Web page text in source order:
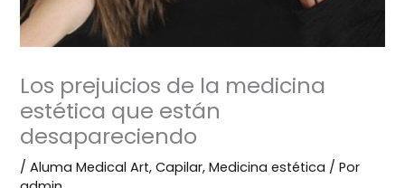
Los prejuicios de la medicina
estética que están
desapareciendo
/Aluma Medical Art,Capilar,Medicina estética / Por